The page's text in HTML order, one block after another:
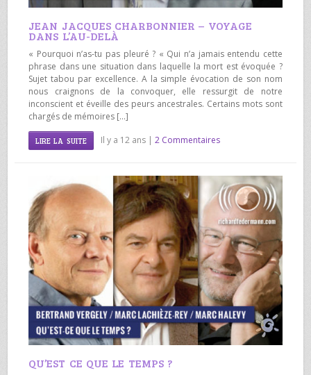
JEAN JACQUES CHARBONNIER – VOYAGE
DANS L’AU-DELÀ
« Pourquoi n’as-tu pas pleuré ? « Qui n’a jamais entendu cette
phrase dans une situation dans laquelle la mort est évoquée ?
Sujet tabou par excellence. A la simple évocation de son nom
nous craignons de la convoquer, elle ressurgit de notre
inconscient et éveille des peurs ancestrales. Certains mots sont
chargés de mémoires […]
LIRE LA SUITE Il y a 12 ans | 2 Commentaires
QU’EST CE QUE LE TEMPS ?